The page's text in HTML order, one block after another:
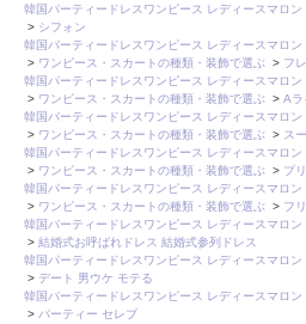
韓国パーティードレスワンピース レディースマロン
> シフォン
韓国パーティードレスワンピース レディースマロン
> ワンピース・スカートの種類・装飾で選ぶ > フ
韓国パーティードレスワンピース レディースマロン
> ワンピース・スカートの種類・装飾で選ぶ > Aラ
韓国パーティードレスワンピース レディースマロン
> ワンピース・スカートの種類・装飾で選ぶ > ス
韓国パーティードレスワンピース レディースマロン
> ワンピース・スカートの種類・装飾で選ぶ > プ
韓国パーティードレスワンピース レディースマロン
> ワンピース・スカートの種類・装飾で選ぶ > フ
韓国パーティードレスワンピース レディースマロン
> 結婚式お呼ばれドレス 結婚式参列ドレス
韓国パーティードレスワンピース レディースマロン
> デート 男ウケ モテる
韓国パーティードレスワンピース レディースマロン
> パーティー セレブ